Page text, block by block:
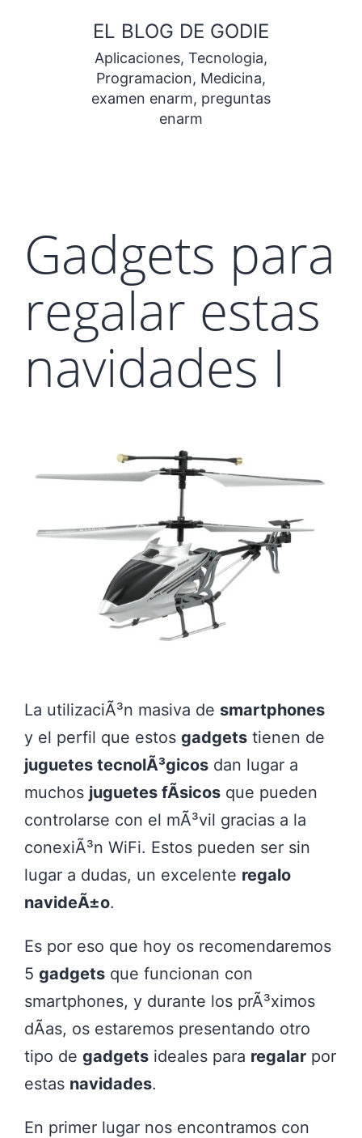
contenido
EL BLOG DE GODIE
Aplicaciones, Tecnologia,
Programacion, Medicina,
examen enarm, preguntas
enarm
Gadgets para
regalar estas
navidades I
La utilizaciÃ³n masiva de smartphones
y el perfil que estos gadgets tienen de
juguetes tecnolÃ³gicos dan lugar a
muchos juguetes fÃ­sicos que pueden
controlarse con el mÃ³vil gracias a la
conexiÃ³n WiFi. Estos pueden ser sin
lugar a dudas, un excelente regalo
navideÃ±o.
Es por eso que hoy os recomendaremos
5 gadgets que funcionan con
smartphones, y durante los prÃ³ximos
dÃ­as, os estaremos presentando otro
tipo de gadgets ideales para regalar por
estas navidades.
En primer lugar nos encontramos con